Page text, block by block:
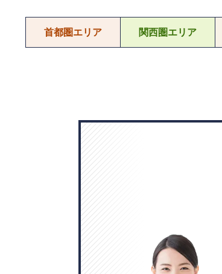
首都圏エリア 関西圏エリア